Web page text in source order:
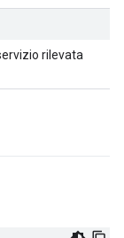
rilevata